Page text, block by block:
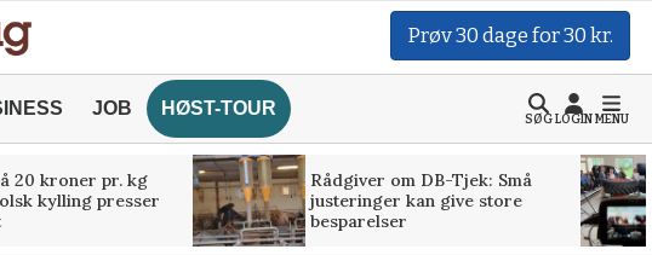
Prøv 30 dage for 30 kr.
JOB HØST-TOUR
SØGLOGINMENU
20 kroner pr. kg
kylling presser
Rådgiver om DB-Tjek: Små
justeringer kan give store
besparelser